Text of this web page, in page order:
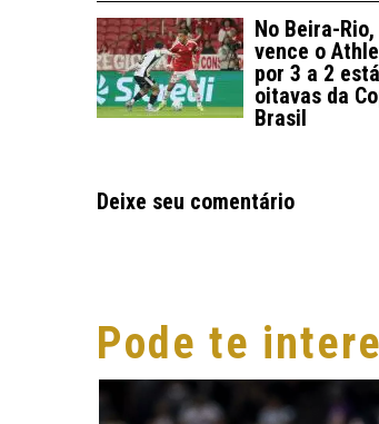
No Beira-
vence o
por 3 a 2
oitavas da
Brasil
Deixe seu comentário
Pode te